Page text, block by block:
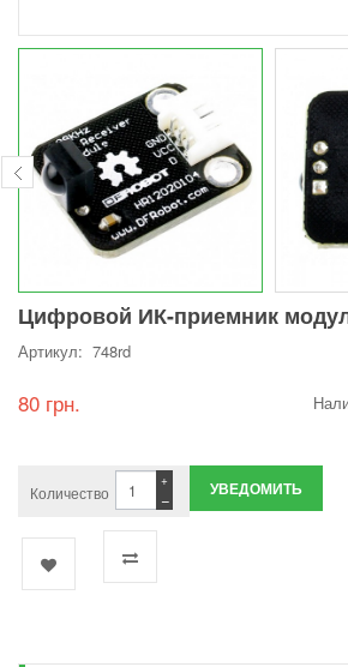
Цифровой ИК-приемник
Артикул: 748rd
80 грн.
Количество −
+ УВЕДОМИТЬ